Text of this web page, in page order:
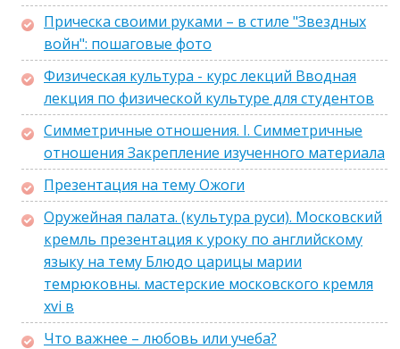
Прическа своими руками – в стиле "Звездных
войн": пошаговые фото
Физическая культура - курс лекций Вводная
лекция по физической культуре для студентов
Симметричные отношения. I. Симметричные
отношения Закрепление изученного материала
Презентация на тему Ожоги
Оружейная палата. (культура руси). Московский
кремль презентация к уроку по английскому
языку на тему Блюдо царицы марии
темрюковны. мастерские московского кремля
xvi в
Что важнее – любовь или учеба?